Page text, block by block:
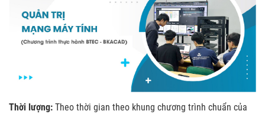
Thời lượng: Theo thời gian theo khung chương trình chuẩn của